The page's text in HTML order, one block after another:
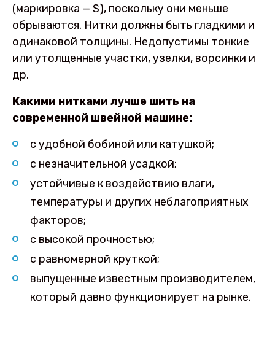
(маркировка — S), поскольку они меньше
обрываются. Нитки должны быть гладкими и
одинаковой толщины. Недопустимы тонкие
или утолщенные участки, узелки, ворсинки и
др.
Какими нитками лучше шить на
современной швейной машине:
с удобной бобиной или катушкой;
с незначительной усадкой;
устойчивые к воздействию влаги,
температуры и других неблагоприятных
факторов;
с высокой прочностью;
с равномерной круткой;
выпущенные известным производителем,
который давно функционирует на рынке.